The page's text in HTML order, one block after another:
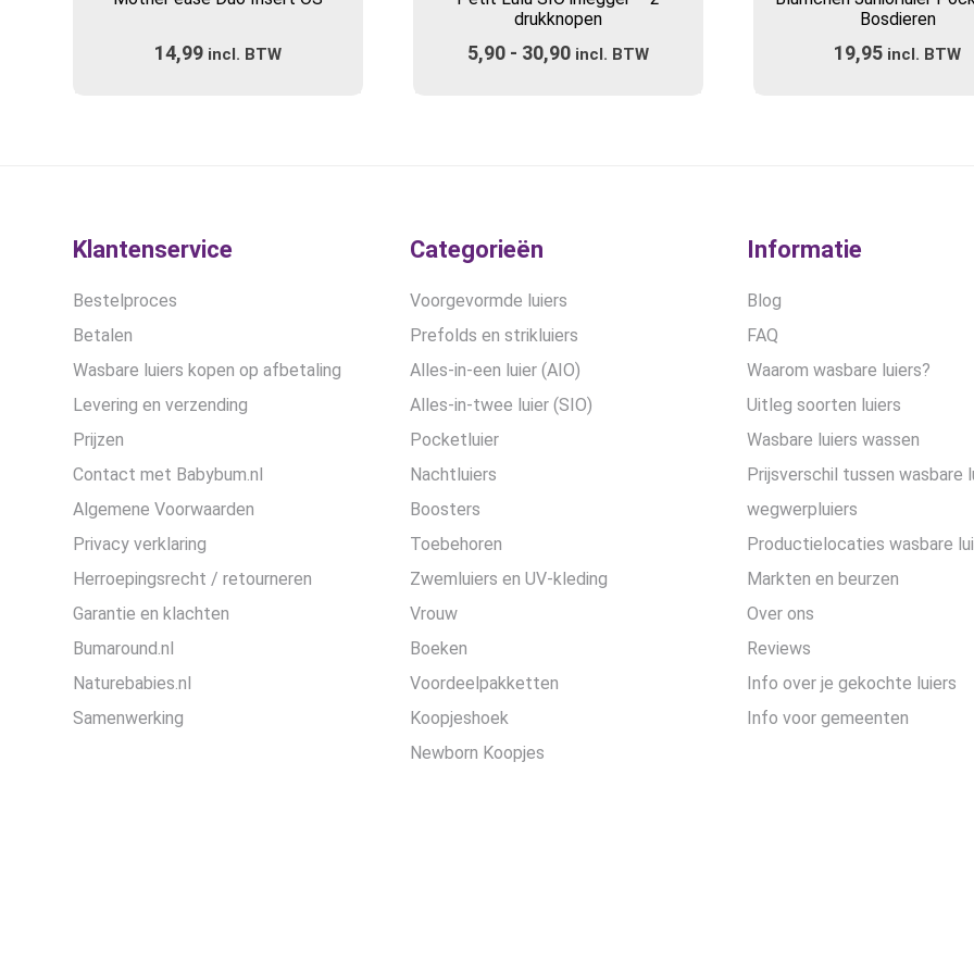
variaties.
productpagina
14,99 incl. BTW
meerdere
variaties.
drukknopen
5,90 - 30,90Prijsklasse:
incl. BTW
Bosdieren
19,95 incl. BTW
Klantenservice
Bestelproces
Betalen
Wasbare luiers kopen op afbetaling
Levering en verzending
Prijzen
Contact met Babybum.nl
Algemene Voorwaarden
Privacy verklaring
Herroepingsrecht / retourneren
Garantie en klachten
Bumaround.nl
Naturebabies.nl
Samenwerking
Categorieën
Voorgevormde luiers
Prefolds en strikluiers
Alles-in-een luier (AIO)
Alles-in-twee luier (SIO)
Pocketluier
Nachtluiers
Boosters
Toebehoren
Zwemluiers en UV-kleding
Vrouw
Boeken
Voordeelpakketten
Koopjeshoek
Newborn Koopjes
Informatie
Blog
FAQ
Waarom wasbare luiers?
Uitleg soorten luiers
Wasbare luiers wassen
Prijsverschil tussen wasbare
wegwerpluiers
Productielocaties wasbare
Markten en beurzen
Over ons
Reviews
Info over je gekochte luiers
Info voor gemeenten